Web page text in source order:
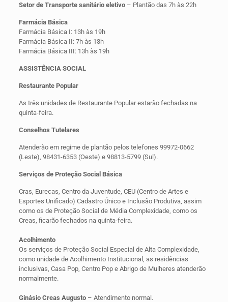
Setor de Transporte sanitário eletivo– Plantão das 7h às 22h
Farmácia Básica
Farmácia Básica I: 13h às 19h
Farmácia Básica II: 7h às 13h
Farmácia Básica III: 13h às 19h
ASSISTÊNCIA SOCIAL
Restaurante Popular
As três unidades de Restaurante Popular estarão fechadas na
quinta-feira.
Conselhos Tutelares
Atenderão em regime de plantão pelos telefones 99972-0662
(Leste), 98431-6353 (Oeste) e 98813-5799 (Sul).
Serviços de Proteção Social Básica
Cras, Eurecas, Centro da Juventude, CEU (Centro de Artes e
Esportes Unificado) Cadastro Único e Inclusão Produtiva, assim
como os de Proteção Social de Média Complexidade, como os
Creas, ficarão fechados na quinta-feira.
Acolhimento
Os serviços de Proteção Social Especial de Alta Complexidade,
como unidade de Acolhimento Institucional, as residências
inclusivas, Casa Pop, Centro Pop e Abrigo de Mulheres atenderão
normalmente.
Ginásio Creas Augusto– Atendimento normal.